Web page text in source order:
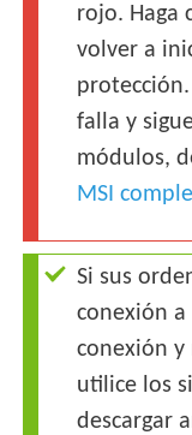
rojo. Haga
volver a
falla y
módulos,
MSI
Si sus
conexión
conexión y
utilice los
descargar